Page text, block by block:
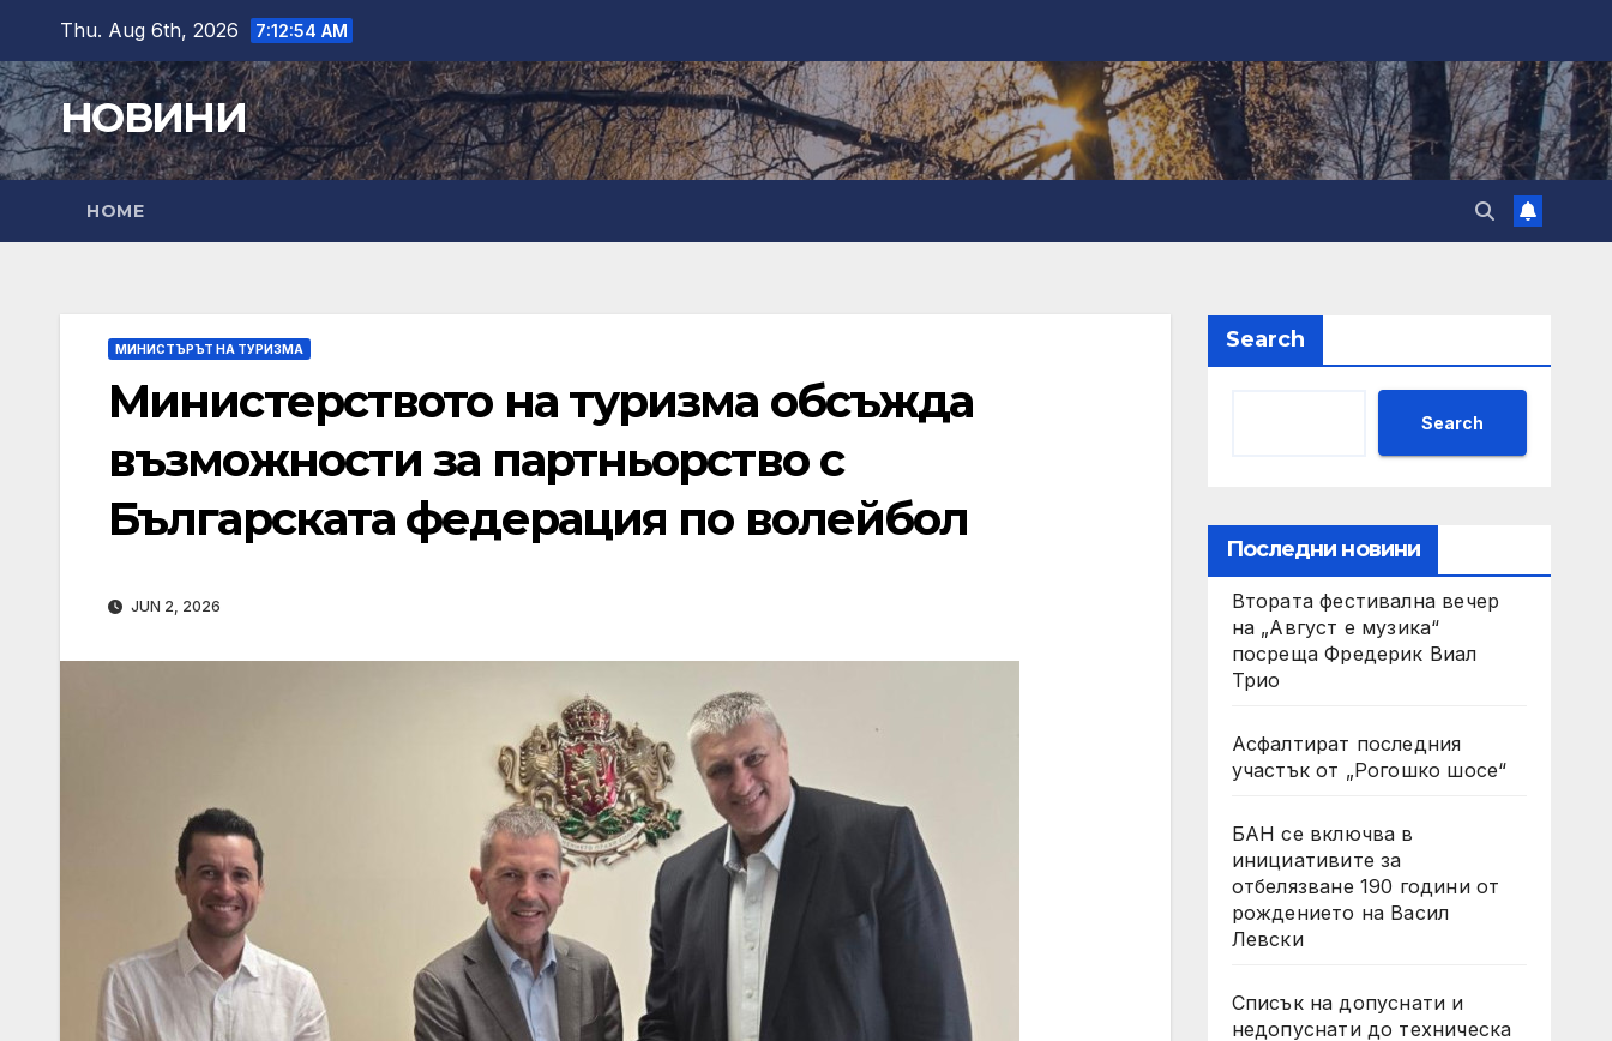
content
Thu. Aug 6th, 2026 7:12:55 AM
НОВИНИ
HOME
МИНИСТЪРЪТ НА ТУРИЗМА
Министерството на туризма обсъжда
възможности за партньорство с
Българската федерация по волейбол
JUN 2, 2026
Search
Search
Последни новини
Втората фестивална вечер
на „Август е музика“
посреща Фредерик Виал
Трио
Асфалтират последния
участък от „Рогошко шосе“
БАН се включва в
инициативите за
отбелязване 190 години от
рождението на Васил
Левски
Списък на допуснати и
недопуснати до техническа